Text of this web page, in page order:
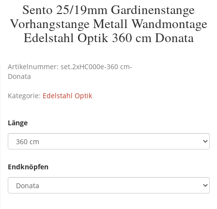
Sento 25/19mm Gardinenstange
Vorhangstange Metall Wandmontage
Edelstahl Optik 360 cm Donata
Artikelnummer: set.2xHC000e-360 cm-
Donata
Kategorie: Edelstahl Optik
Länge
Endknöpfen